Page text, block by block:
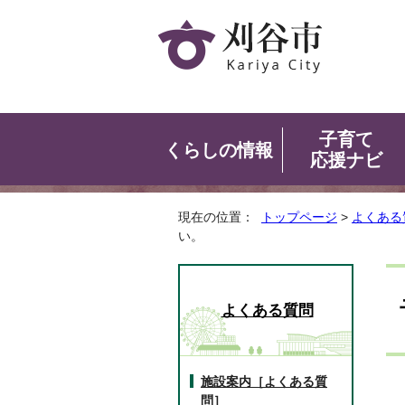
くらしの情報
子育て
応援ナビ
現在の位置： トップページ > よくあ
い。
よくある質問
施設案内［よくある質
問］